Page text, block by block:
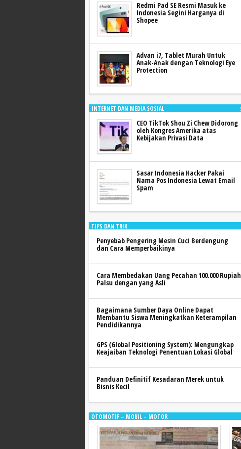
Redmi Pad SE Resmi Masuk ke
Indonesia Segini Harganya di
Shopee
Advan i7, Tablet Murah Untuk
Anak-Anak dengan Teknologi Eye
Protection
INTERNET DAN MEDIA SOSIAL
CEO TikTok Shou Zi Chew Didorong
oleh Kongres Amerika atas
Kebijakan Privasi Data
Sasar Indonesia Hacker Pakai
Nama Pos Indonesia Lewat Email
Spam
TIPS DAN TRIK
Penyebab Pengering Mesin Cuci Berdengung
dan Cara Memperbaikinya
Cara Membedakan Uang Pecahan 100.000 Rupiah
Palsu dengan yang Asli
Bagaimana Sumber Daya Online Dapat
Membantu Siswa Meningkatkan Keterampilan
Pendidikannya
GPS (Global Positioning System): Mengungkap
Keajaiban Teknologi Penentuan Lokasi Global
Panduan Definitif Kesadaran Merek untuk
Bisnis Kecil
OTOMOTIF – MOBIL – MOTOR